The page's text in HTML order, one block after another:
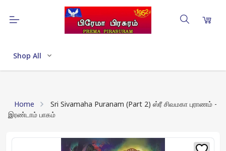
Shop All
Home
Sri Sivamaha Puranam (Part 2) ஸ்ரீ சிவமகா புராணம் -
இரண்டாம் பாகம்